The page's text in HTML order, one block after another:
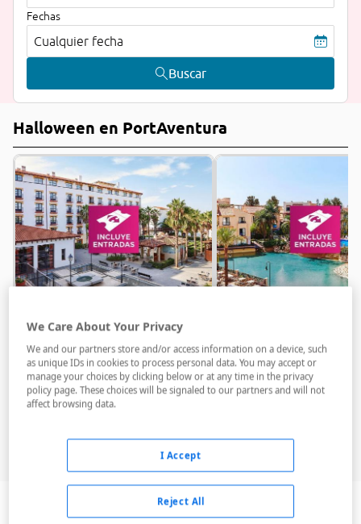
Fechas
Cualquier fecha
Buscar
Halloween en PortAventura
PortAventura World
El Paso Hotel
Salou
Alojamiento y desayuno
por persona Ver oferta
Salou
Alojamiento y desayuno
por persona
PortAventura Halloween
We Care About Your Privacy
We and our partners store and/or access information on a device, such
as unique IDs in cookies to process personal data. You may accept or
manage your choices by clicking below or at any time in the privacy
policy page. These choices will be signaled to our partners and will not
affect browsing data.
Reject All
I Accept